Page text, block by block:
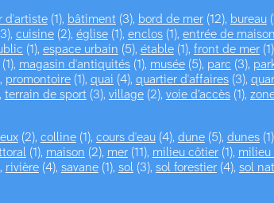
d'artiste(1), bâtiment (3), bord de mer(12), bureau
cuisine(2), église(1), enclos(1), entrée de maison
(1), espace urbain (5), étable(1), front de mer
(1), magasin d'antiquités(1), musée(5), parc (3),
promontoire(1), quai (4), quartier d'affaires(3),
terrain de sport (3), village(2), voie d’accès(1),
(2), colline(1), cours d'eau(4), dune(5), dunes
(1), maison (2), mer(11), milieu côtier(1), milieu
rivière(4), savane(1), sol(3), sol forestier(4), sol